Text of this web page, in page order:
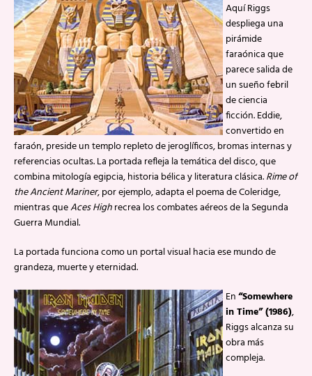
Aquí Riggs
despliega una
pirámide
faraónica que
parece salida de
un sueño febril
de ciencia
ficción. Eddie,
convertido en
faraón, preside un templo repleto de jeroglíficos, bromas internas y
referencias ocultas. La portada refleja la temática del disco, que
combina mitología egipcia, historia bélica y literatura clásica.Rime of
the Ancient Mariner, por ejemplo, adapta el poema de Coleridge,
mientras queAces Highrecrea los combates aéreos de la Segunda
Guerra Mundial.
La portada funciona como un portal visual hacia ese mundo de
grandeza, muerte y eternidad.
En“Somewhere
in Time” (1986),
Riggs alcanza su
obra más
compleja.